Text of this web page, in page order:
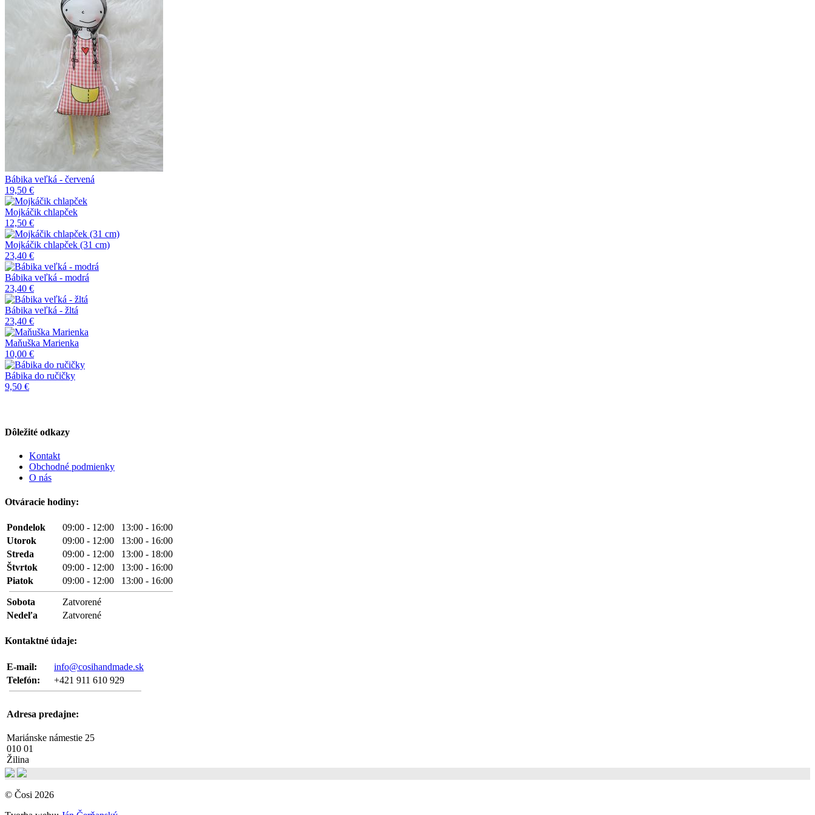
Bábika veľká - červená
19,50 €
Mojkáčik chlapček
12,50 €
Mojkáčik chlapček (31 cm)
23,40 €
Bábika veľká - modrá
23,40 €
Bábika veľká - žltá
23,40 €
Maňuška Marienka
10,00 €
Bábika do ručičky
9,50 €
Dôležité odkazy
Kontakt
Obchodné podmienky
O nás
Otváracie hodiny:
Pondelok
09:00 - 12:00 13:00 - 16:00
Utorok
09:00 - 12:00 13:00 - 16:00
Streda
09:00 - 12:00 13:00 - 18:00
Štvrtok
09:00 - 12:00 13:00 - 16:00
Piatok
09:00 - 12:00 13:00 - 16:00
Sobota
Zatvorené
Nedeľa
Zatvorené
Kontaktné údaje:
E-mail:
info@cosihandmade.sk
Telefón:
+421 911 610 929
Adresa predajne:
Mariánske námestie 25
010 01
Žilina
© Čosi 2026